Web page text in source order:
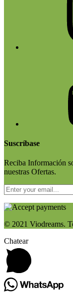
Suscríbase
Reciba Información
nuestras Ofertas.
© 2021 Viodreams.
Chatear